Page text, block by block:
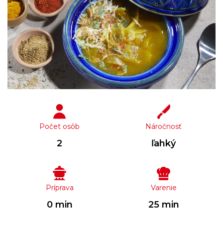
Počet osôb
2
Náročnosť
ľahký
Príprava
0 min
Varenie
25 min